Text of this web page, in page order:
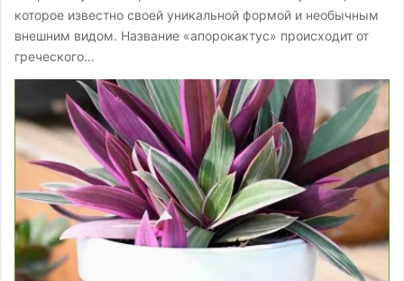
которое известно своей уникальной формой и необычным
внешним видом. Название «апорокактус» происходит от
греческого…